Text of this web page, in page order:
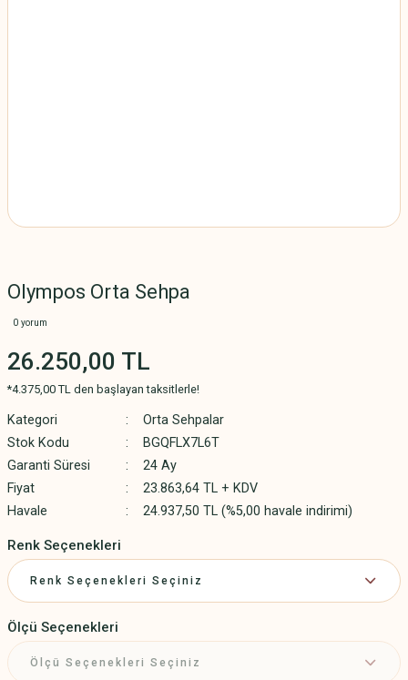
Olympos Orta Sehpa
0 yorum
26.250,00 TL
*4.375,00 TL den başlayan taksitlerle!
Kategori
Orta Sehpalar
Stok Kodu
BGQFLX7L6T
Garanti Süresi
24 Ay
Fiyat
23.863,64 TL + KDV
Havale
24.937,50 TL (%5,00 havale indirimi)
Renk Seçenekleri
Ölçü Seçenekleri